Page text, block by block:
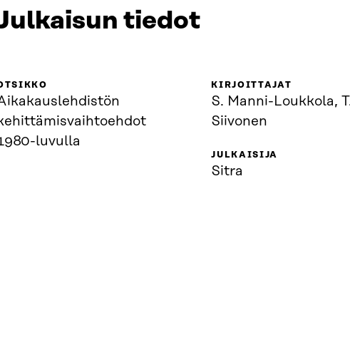
tiedot
luvulla
KIRJOITTAJAT
S. Manni-Loukkola,
Siivonen
JULKAISIJA
Sitra